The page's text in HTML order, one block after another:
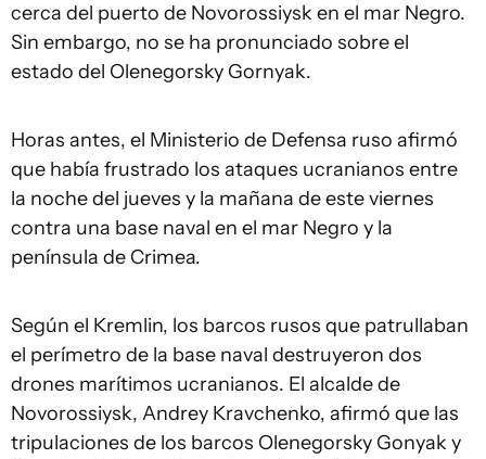
cerca del puerto de Novorossiysk en el mar Negro.
Sin embargo, no se ha pronunciado sobre el
estado del Olenegorsky Gornyak.
Horas antes, el Ministerio de Defensa ruso afirmó
que había frustrado los ataques ucranianos entre
la noche del jueves y la mañana de este viernes
contra una base naval en el mar Negro y la
península de Crimea.
Según el Kremlin, los barcos rusos que patrullaban
el perímetro de la base naval destruyeron dos
drones marítimos ucranianos. El alcalde de
Novorossiysk, Andrey Kravchenko, afirmó que las
tripulaciones de los barcos Olenegorsky Gonyak y